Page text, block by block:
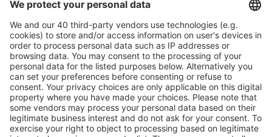
Töltse le az alkalmazásunkatés tervezze
meg az útjait kényelmesen